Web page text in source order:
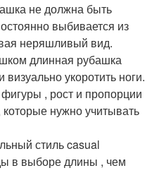
не должна быть
выбивается из
неряшливый вид.
длинная рубашка
визуально укоротить ноги.
, рост и пропорции
нужно учитывать
стиль casual
в выборе длины , чем